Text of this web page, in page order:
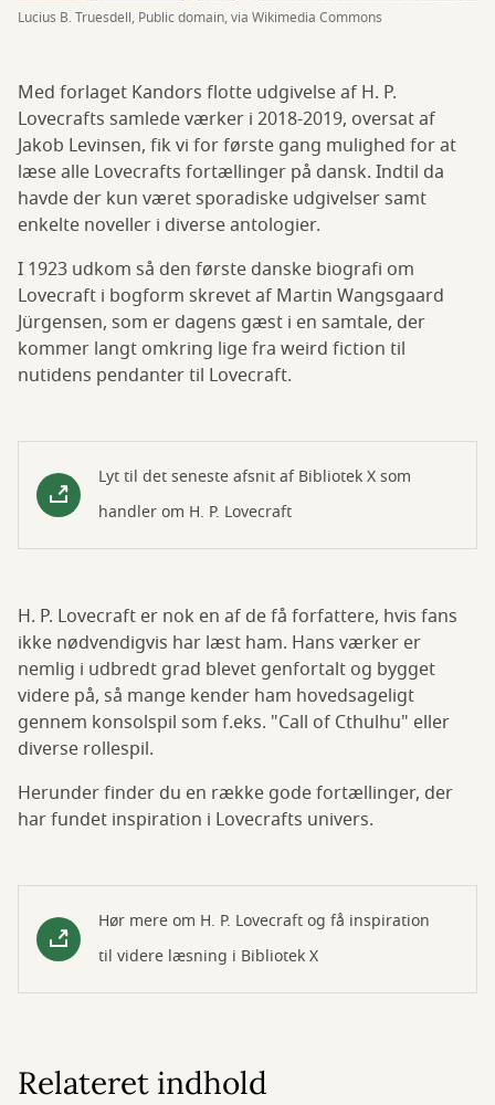
Lucius B. Truesdell, Public domain, via Wikimedia Commons
Med forlaget Kandors flotte udgivelse af H. P.
Lovecrafts samlede værker i 2018-2019, oversat af
Jakob Levinsen, fik vi for første gang mulighed for at
læse alle Lovecrafts fortællinger på dansk. Indtil da
havde der kun været sporadiske udgivelser samt
enkelte noveller i diverse antologier.
I 1923 udkom så den første danske biografi om
Lovecraft i bogform skrevet af Martin Wangsgaard
Jürgensen, som er dagens gæst i en samtale, der
kommer langt omkring lige fra weird fiction til
nutidens pendanter til Lovecraft.
Lyt til det seneste afsnit af Bibliotek X som
handler om H. P. Lovecraft
H. P. Lovecraft er nok en af de få forfattere, hvis fans
ikke nødvendigvis har læst ham. Hans værker er
nemlig i udbredt grad blevet genfortalt og bygget
videre på, så mange kender ham hovedsageligt
gennem konsolspil som f.eks. "Call of Cthulhu" eller
diverse rollespil.
Herunder finder du en række gode fortællinger, der
har fundet inspiration i Lovecrafts univers.
Hør mere om H. P. Lovecraft og få inspiration
til videre læsning i Bibliotek X
Relateret indhold